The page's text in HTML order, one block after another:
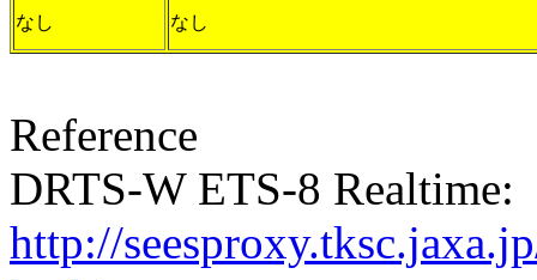
なし なし
Reference
DRTS-W ETS-8 Realtime:
http://